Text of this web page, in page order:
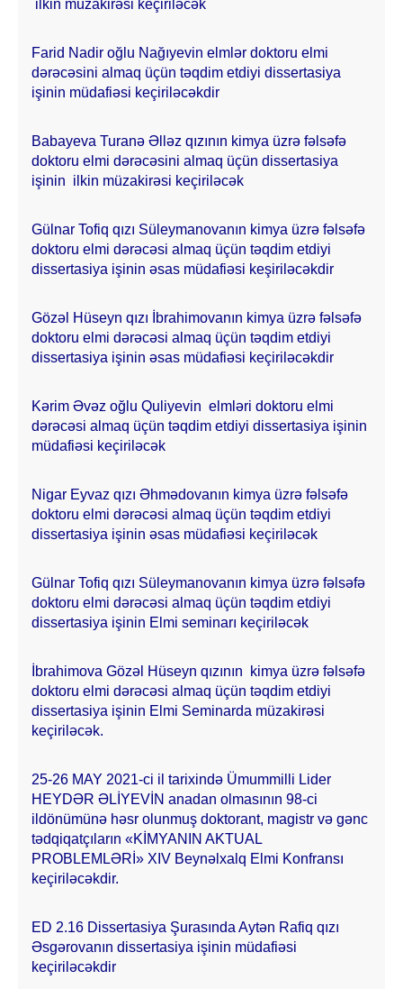
ilkin müzakirəsi keçiriləcək
Farid Nadir oğlu Nağıyevin elmlər doktoru elmi
dərəcəsini almaq üçün təqdim etdiyi dissertasiya
işinin müdafiəsi keçiriləcəkdir
Babayeva Turanə Əlləz qızının kimya üzrə fəlsəfə
doktoru elmi dərəcəsini almaq üçün dissertasiya
işinin ilkin müzakirəsi keçiriləcək
Gülnar Tofiq qızı Süleymanovanın kimya üzrə fəlsəfə
doktoru elmi dərəcəsi almaq üçün təqdim etdiyi
dissertasiya işinin əsas müdafiəsi keşiriləcəkdir
Gözəl Hüseyn qızı İbrahimovanın kimya üzrə fəlsəfə
doktoru elmi dərəcəsi almaq üçün təqdim etdiyi
dissertasiya işinin əsas müdafiəsi keçiriləcəkdir
Kərim Əvəz oğlu Quliyevin elmləri doktoru elmi
dərəcəsi almaq üçün təqdim etdiyi dissertasiya işinin
müdafiəsi keçiriləcək
Nigar Eyvaz qızı Əhmədovanın kimya üzrə fəlsəfə
doktoru elmi dərəcəsi almaq üçün təqdim etdiyi
dissertasiya işinin əsas müdafiəsi keçiriləcək
Gülnar Tofiq qızı Süleymanovanın kimya üzrə fəlsəfə
doktoru elmi dərəcəsi almaq üçün təqdim etdiyi
dissertasiya işinin Elmi seminarı keçiriləcək
İbrahimova Gözəl Hüseyn qızının kimya üzrə fəlsəfə
doktoru elmi dərəcəsi almaq üçün təqdim etdiyi
dissertasiya işinin Elmi Seminarda müzakirəsi
keçiriləcək.
25-26 MAY 2021-ci il tarixində Ümummilli Lider
HEYDƏR ƏLİYEVİN anadan olmasının 98-ci
ildönümünə həsr olunmuş doktorant, magistr və gənc
tədqiqatçıların «KİMYANIN AKTUAL
PROBLEMLƏRİ» XIV Beynəlxalq Elmi Konfransı
keçiriləcəkdir.
ED 2.16 Dissertasiya Şurasında Aytən Rafiq qızı
Əsgərovanın dissertasiya işinin müdafiəsi
keçiriləcəkdir